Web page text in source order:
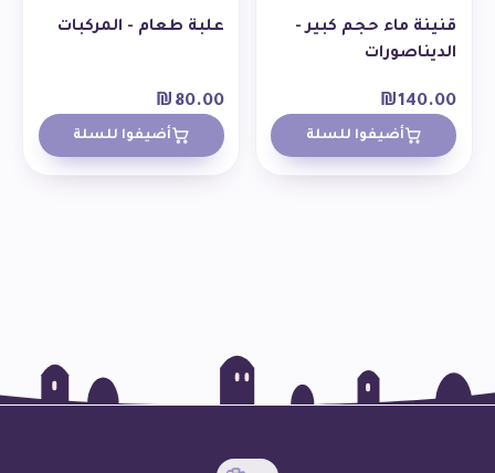
قنينة ماء حجم كبير -
الديناصورات
₪140.00
أضيفوا للسلة
علبة طعام - المركبات
₪ 80.00
أضيفوا للسلة